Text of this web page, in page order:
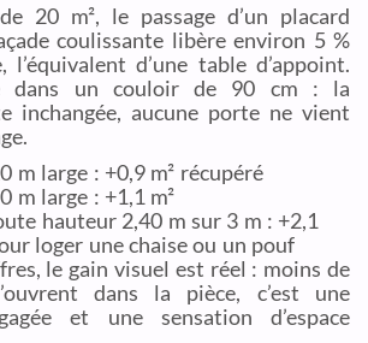
20 m², le passage d’un placard
coulissante libère environ 5 %
d’une table d’appoint.
dans un couloir de 90 cm : la
inchangée, aucune porte ne vient
m large : +0,9 m² récupéré
m large : +1,1 m²
hauteur 2,40 m sur 3 m : +2,1
loger une chaise ou un pouf
le gain visuel est réel : moins de
dans la pièce, c’est une
et une sensation d’espace